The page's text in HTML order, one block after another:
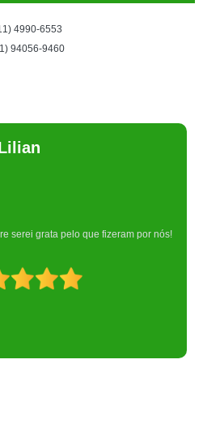
4990-6553
94056-9460
serei grata pelo que fizeram por nós!